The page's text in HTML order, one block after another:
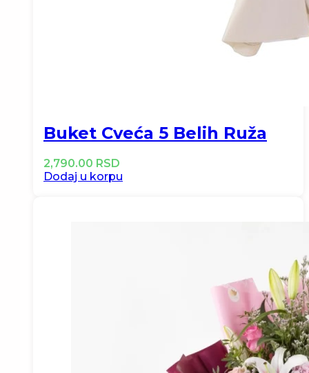
Buket Cveća 5 Belih Ruža
2,790.00 RSD
Dodaj u korpu